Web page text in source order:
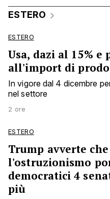
ESTERO
ESTERO
Usa, dazi al 15% e
all'import di
In vigore dal 4 dicembre
nel settore
2 ore
ESTERO
Trump avverte
l'ostruzionismo
democratici 4
più